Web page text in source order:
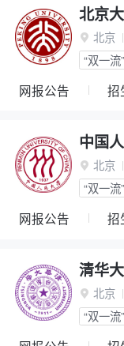
北京
 北京
“双一
网报公告 招
中国
 北京
“双一
网报公告 招
清华
 北京
“双一